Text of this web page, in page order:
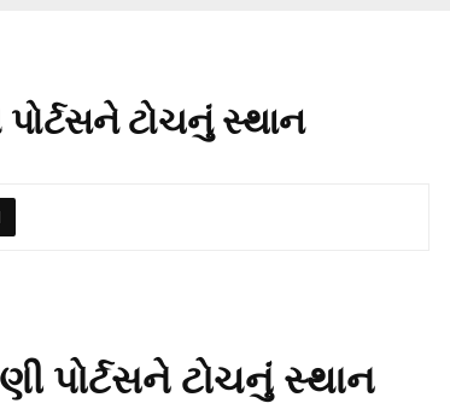
પોર્ટસને ટોચનું સ્થાન
પોર્ટસને ટોચનું સ્થાન